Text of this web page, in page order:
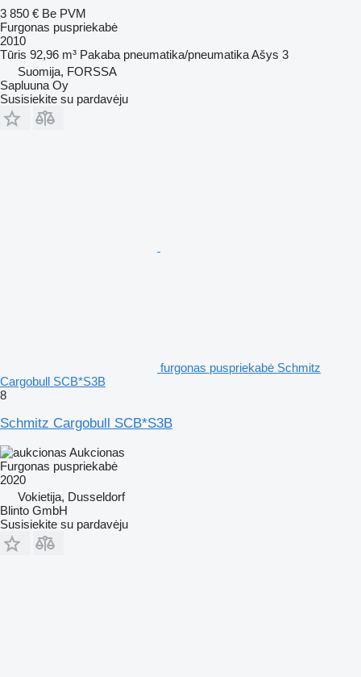
3 850 € Be PVM
Furgonas puspriekabė
2010
Tūris 92,96 m³ Pakaba pneumatika/pneumatikaAšys 3
Suomija, FORSSA
Sapluuna Oy
Susisiekite su pardavėju
furgonas puspriekabė Schmitz
Cargobull SCB*S3B
8
Schmitz Cargobull SCB*S3B
Aukcionas
Furgonas puspriekabė
2020
Vokietija, Dusseldorf
Blinto GmbH
Susisiekite su pardavėju